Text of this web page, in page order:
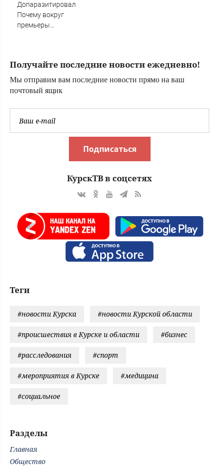
Допаразитировали.
Почему вокруг
премьеры
Получайте последние новости ежедневно!
Мы отправим вам последние новости прямо на ваш
почтовый ящик
Подписаться
КурскТВ в соцсетях
Теги
#новости Курска #новости Курской области
#происшествия в Курске и области #бизнес
#расследования #спорт
#мероприятия в Курске #медицина
#социальное
Разделы
Главная
Общество